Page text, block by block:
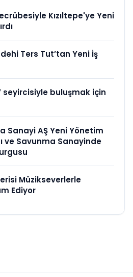
Kızıltepe'ye Yeni
Ters Tut’tan Yeni İş
seyircisiyle buluşmak için
Sanayi AŞ Yeni Yönetim
ve Savunma Sanayinde
Müzikseverlerle
Ediyor